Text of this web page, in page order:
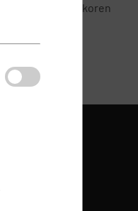
auserkoren